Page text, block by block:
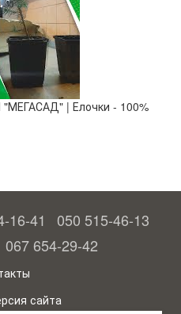
| Елочки - 100%
16-41
050 515-46-13
067 654-29-42
сайта